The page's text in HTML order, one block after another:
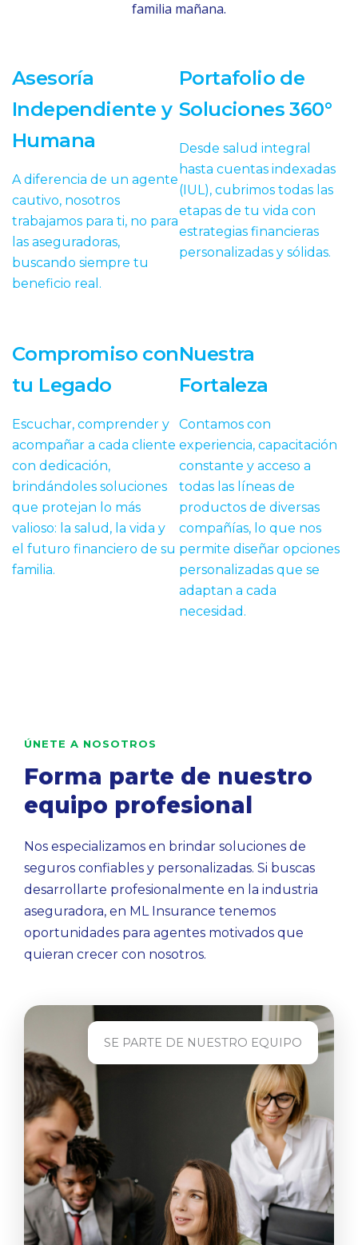
familia mañana.
Asesoría
Independiente y
Humana
A diferencia de un agente
cautivo, nosotros
trabajamos para ti, no para
las aseguradoras,
buscando siempre tu
beneficio real.
Portafolio de
Soluciones 360°
Desde salud integral
hasta cuentas indexadas
(IUL), cubrimos todas las
etapas de tu vida con
estrategias financieras
personalizadas y sólidas.
Compromiso con
tu Legado
Escuchar, comprender y
acompañar a cada cliente
con dedicación,
brindándoles soluciones
que protejan lo más
valioso: la salud, la vida y
el futuro financiero de su
familia.
Nuestra
Fortaleza
Contamos con
experiencia, capacitación
constante y acceso a
todas las líneas de
productos de diversas
compañías, lo que nos
permite diseñar opciones
personalizadas que se
adaptan a cada
necesidad.
ÚNETE A NOSOTROS
Forma parte de nuestro
equipo profesional
Nos especializamos en brindar soluciones de
seguros confiables y personalizadas. Si buscas
desarrollarte profesionalmente en la industria
aseguradora, en ML Insurance tenemos
oportunidades para agentes motivados que
quieran crecer con nosotros.
SE PARTE DE NUESTRO EQUIPO